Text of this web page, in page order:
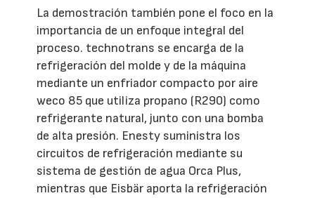
La demostración también pone el foco en la
importancia de un enfoque integral del
proceso. technotrans se encarga de la
refrigeración del molde y de la máquina
mediante un enfriador compacto por aire
weco 85 que utiliza propano (R290) como
refrigerante natural, junto con una bomba
de alta presión. Enesty suministra los
circuitos de refrigeración mediante su
sistema de gestión de agua Orca Plus,
mientras que Eisbär aporta la refrigeración